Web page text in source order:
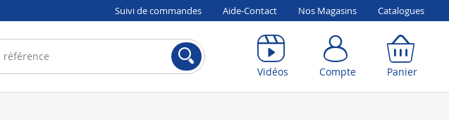
Suivi de commandes Aide-Contact Nos Magasins Catalogues
Vidéos Compte Panier
Compte Panier